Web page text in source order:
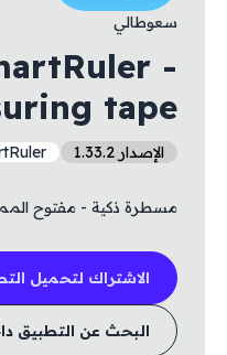
سعوطالي
-
tape
الإصدار 1.33.2
مسطرة ذكية - مفتوح
الاشتراك لتحميل
البحث عن التطبيق